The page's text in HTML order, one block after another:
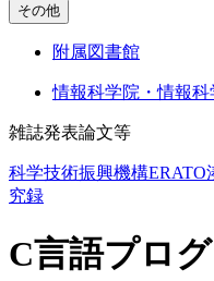
その他
附属図書館
情報科学院・情報科
雑誌発表論文等
科学技術振興機構
究録
C言語プロ